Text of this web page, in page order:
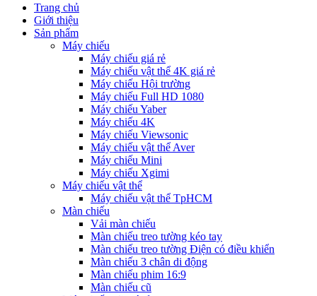
Trang chủ
Giới thiệu
Sản phẩm
Máy chiếu
Máy chiếu giá rẻ
Máy chiếu vật thể 4K giá rẻ
Máy chiếu Hội trường
Máy chiếu Full HD 1080
Máy chiếu Yaber
Máy chiếu 4K
Máy chiếu Viewsonic
Máy chiếu vật thể Aver
Máy chiếu Mini
Máy chiếu Xgimi
Máy chiếu vật thể
Máy chiếu vật thể TpHCM
Màn chiếu
Vải màn chiếu
Màn chiếu treo tường kéo tay
Màn chiếu treo tường Điện có điều khiển
Màn chiếu 3 chân di động
Màn chiếu phim 16:9
Màn chiếu cũ